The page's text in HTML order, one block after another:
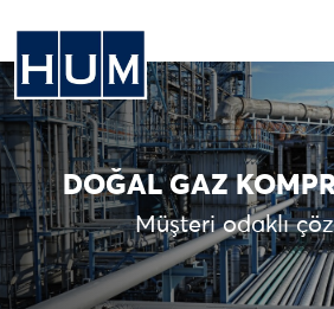
DOĞAL GAZ
Müşteri odaklı